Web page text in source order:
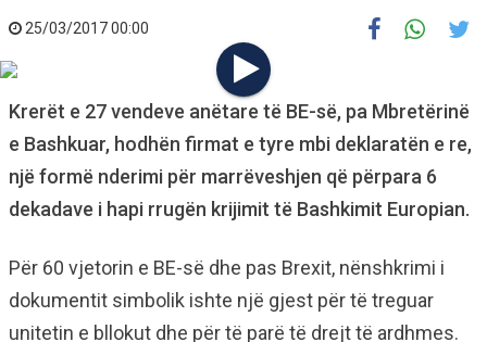
25/03/2017 00:00
Krerët e 27 vendeve anëtare të BE-së, pa Mbretërinë
e Bashkuar, hodhën firmat e tyre mbi deklaratën e re,
një formë nderimi për marrëveshjen që përpara 6
dekadave i hapi rrugën krijimit të Bashkimit Europian.
Për 60 vjetorin e BE-së dhe pas Brexit, nënshkrimi i
dokumentit simbolik ishte një gjest për të treguar
unitetin e bllokut dhe për të parë të drejt të ardhmes.